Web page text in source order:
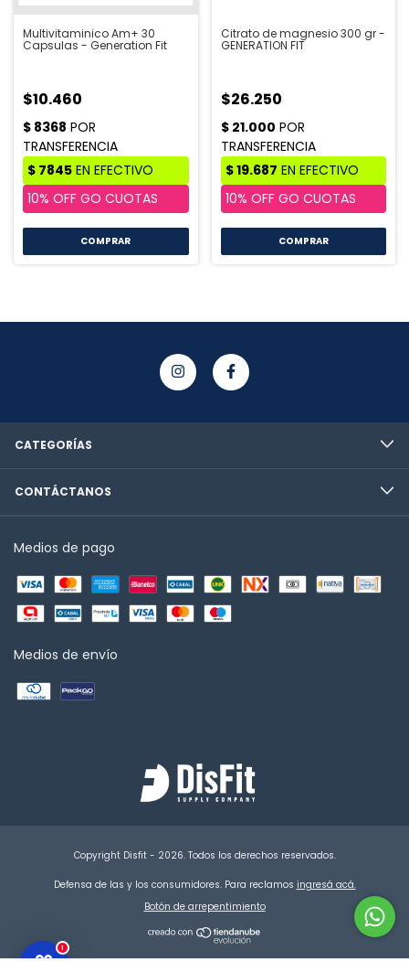
Multivitaminico Am+ 30
Capsulas - Generation Fit
$10.460
Citrato de magnesio 300 gr -
GENERATION FIT
$26.250
CATEGORÍAS
CONTÁCTANOS
Medios de pago
Medios de envío
Copyright Disfit - 2026. Todos los derechos reservados.
Defensa de las y los consumidores. Para reclamos ingresá acá.
Botón de arrepentimiento
1